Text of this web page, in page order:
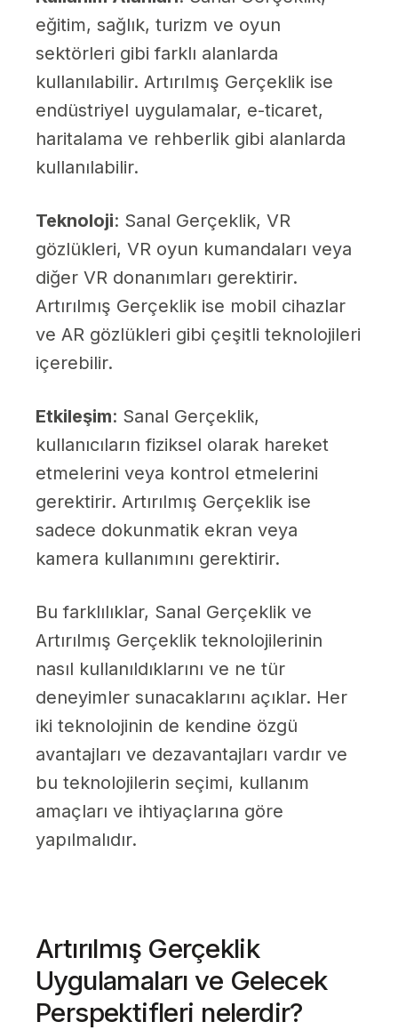
eğitim, sağlık, turizm ve oyun
sektörleri gibi farklı alanlarda
kullanılabilir. Artırılmış Gerçeklik ise
endüstriyel uygulamalar, e-ticaret,
haritalama ve rehberlik gibi alanlarda
kullanılabilir.
Teknoloji: Sanal Gerçeklik, VR
gözlükleri, VR oyun kumandaları veya
diğer VR donanımları gerektirir.
Artırılmış Gerçeklik ise mobil cihazlar
ve AR gözlükleri gibi çeşitli teknolojileri
içerebilir.
Etkileşim: Sanal Gerçeklik,
kullanıcıların fiziksel olarak hareket
etmelerini veya kontrol etmelerini
gerektirir. Artırılmış Gerçeklik ise
sadece dokunmatik ekran veya
kamera kullanımını gerektirir.
Bu farklılıklar, Sanal Gerçeklik ve
Artırılmış Gerçeklik teknolojilerinin
nasıl kullanıldıklarını ve ne tür
deneyimler sunacaklarını açıklar. Her
iki teknolojinin de kendine özgü
avantajları ve dezavantajları vardır ve
bu teknolojilerin seçimi, kullanım
amaçları ve ihtiyaçlarına göre
yapılmalıdır.
Artırılmış Gerçeklik
Uygulamaları ve Gelecek
Perspektifleri nelerdir?